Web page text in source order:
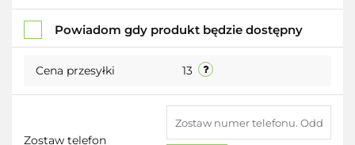
przechowalni
Powiadom gdy produkt będzie dostępny
Cena przesyłki 13
Zostaw telefon